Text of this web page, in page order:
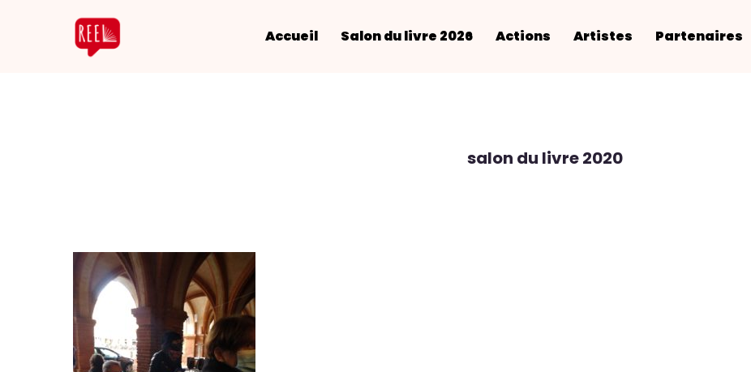
Accueil Salon du livre 2026 Actions Artistes Partenaires
salon du livre 2020